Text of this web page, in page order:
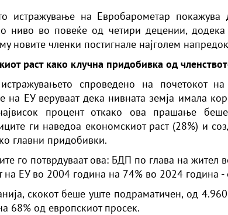
истражување на Евробарометар
ниво во повеќе од четири децении, додека
новите членки постигнале најголем
раст како клучна придобивка од
спроведено на почетокот
на ЕУ веруваат дека нивната земја имала
процент откако ова прашање
ги наведоа економскиот раст (28%) и
главни придобивки.
го потврдуваат ова: БДП по глава на жител
на ЕУ во 2004 година на 74% во 2024 година
скокот беше уште подраматичен, од
68% од европскиот просек.